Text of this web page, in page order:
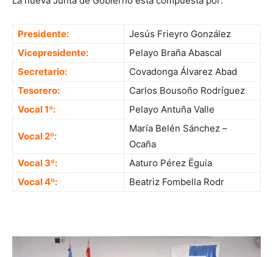
Presidente:
Jesús Frieyro González
Vicepresidente:
Pelayo Braña Abascal
Secretario:
Covadonga Álvarez Abad
Tesorero:
Carlos Bousoño Rodríguez
Vocal 1º:
Pelayo Antuña Valle
Vocal 2º:
María Belén Sánchez –
Ocaña
Vocal 3º:
Aaturo Pérez Ëguia
Vocal 4º:
Beatriz Fombella Rodr